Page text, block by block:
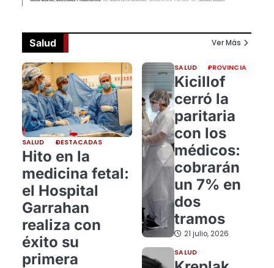
Salud Ver Más
SALUD DESTACADAS
Hito en la
medicina fetal:
el Hospital
Garrahan
realiza con
éxito su
primera
SALUD PROVINCIA
Kicillof
cerró la
paritaria
con los
médicos:
cobrarán
un 7% en
dos
tramos
21 julio, 2026
SALUD